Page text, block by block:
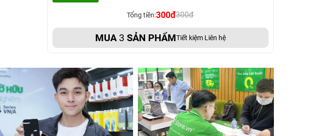
Tổng tiền:300đ300đ
MUA 3 SẢN PHẨMTiết kiệm Liên hệ